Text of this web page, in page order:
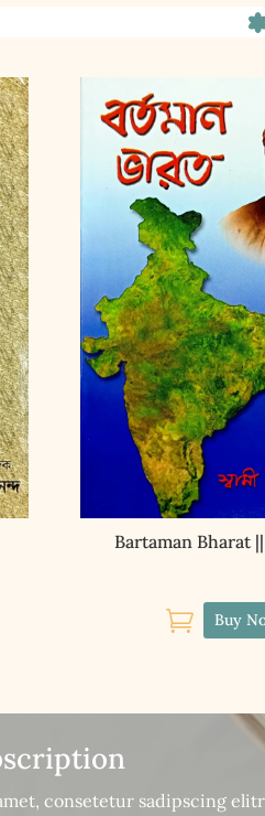
Bartaman Bharat ||
 Buy
consetetur sadipscing